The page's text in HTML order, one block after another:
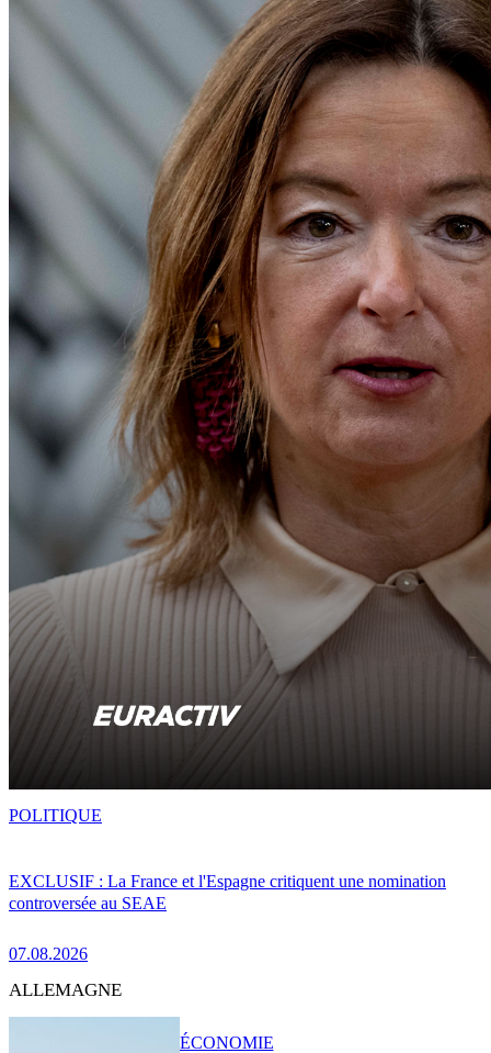
EXCLUSIF : La France et l'Espagne critiquent une nomination
controversée au SEAE
07.08.2026
POLITIQUE
ALLEMAGNE
ÉCONOMIE